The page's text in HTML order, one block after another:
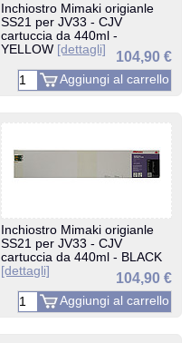
Inchiostro Mimaki origianle
SS21 per JV33 - CJV
cartuccia da 440ml -
YELLOW [dettagli] 104,90 €
Inchiostro Mimaki origianle
SS21 per JV33 - CJV
cartuccia da 440ml - BLACK
[dettagli]
104,90 €